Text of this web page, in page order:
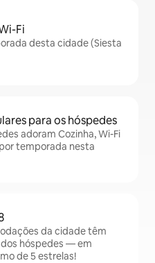
Fi
desta cidade (Siesta
para os hóspedes
adoram Cozinha, Wi-Fi
temporada nesta
da cidade têm
hóspedes — em
de 5 estrelas!